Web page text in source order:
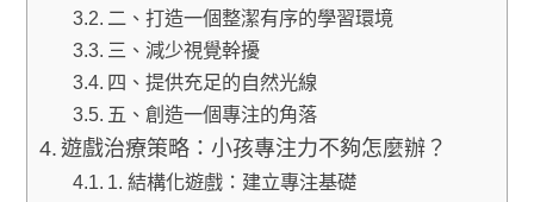
二、打造一個整潔有序的學習環境
三、減少視覺幹擾
四、提供充足的自然光線
五、創造一個專注的角落
遊戲治療策略：小孩專注力不夠怎麼辦？
1. 結構化遊戲：建立專注基礎